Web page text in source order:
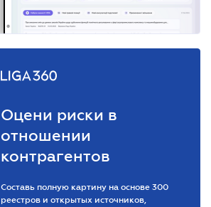
Оцени риски в
отношении
контрагентов
Составь полную картину на основе 300
реестров и открытых источников,